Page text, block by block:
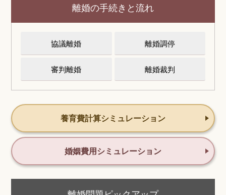
離婚の手続きと流れ
協議離婚 離婚調停
審判離婚 離婚裁判
養育費計算シミュレーション
婚姻費用シミュレーション